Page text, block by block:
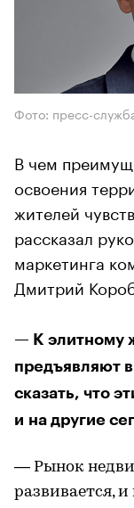
Фото: пресс-
В чем
освоения
жителей
рассказал
маркетинга
Дмитрий
— К элитному
предъявляют
сказать, что
и на другие
— Рынок
развивается, и